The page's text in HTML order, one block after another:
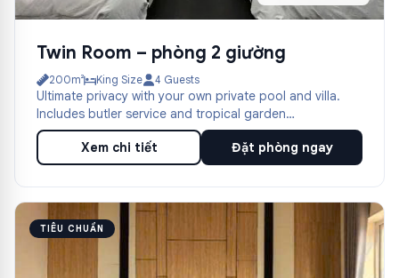
Twin Room – phòng 2 giường
200m² King Size 4 Guests
Ultimate privacy with your own private pool and villa.
Includes butler service and tropical garden
surroundings.
Xem chi tiết
Đặt phòng ngay
TIÊU CHUẨN